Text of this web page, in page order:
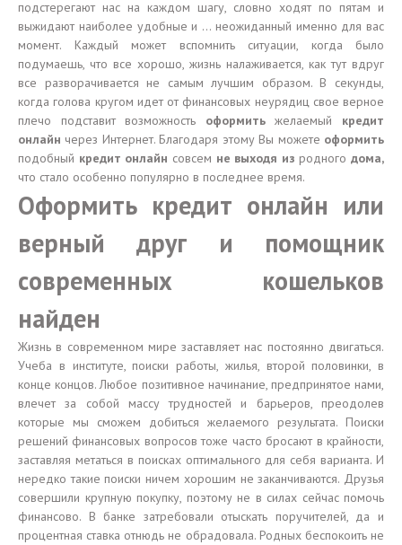
подстерегают нас на каждом шагу, словно ходят по пятам и
выжидают наиболее удобные и … неожиданный именно для вас
момент. Каждый может вспомнить ситуации, когда было
подумаешь, что все хорошо, жизнь налаживается, как тут вдруг
все разворачивается не самым лучшим образом. В секунды,
когда голова кругом идет от финансовых неурядиц свое верное
плечо подставит возможность оформитьжелаемый кредит
онлайн через Интернет. Благодаря этому Вы можете оформить
подобный кредит онлайн совсем не выходя из родного дома,
что стало особенно популярно в последнее время.
Оформить кредит онлайн или
верный друг и помощник
современных кошельков
найден
Жизнь в современном мире заставляет нас постоянно двигаться.
Учеба в институте, поиски работы, жилья, второй половинки, в
конце концов. Любое позитивное начинание, предпринятое нами,
влечет за собой массу трудностей и барьеров, преодолев
которые мы сможем добиться желаемого результата. Поиски
решений финансовых вопросов тоже часто бросают в крайности,
заставляя метаться в поисках оптимального для себя варианта. И
нередко такие поиски ничем хорошим не заканчиваются. Друзья
совершили крупную покупку, поэтому не в силах сейчас помочь
финансово. В банке затребовали отыскать поручителей, да и
процентная ставка отнюдь не обрадовала. Родных беспокоить не